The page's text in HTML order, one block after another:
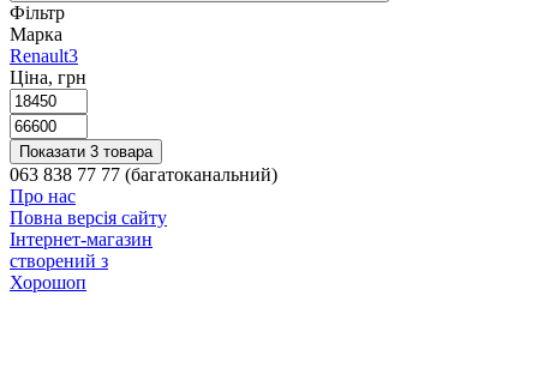
Фільтр
Марка
Renault3
Ціна, грн
Показати 3 товара
063 838 77 77 (багатоканальний)
Про нас
Повна версія сайту
Інтернет-магазин
створений з
Хорошоп